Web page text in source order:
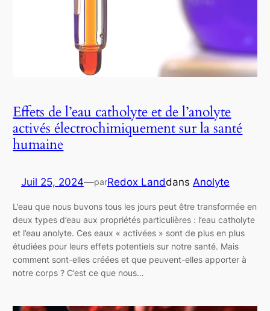
Effets de l’eau catholyte et de l’anolyte
activés électrochimiquement sur la santé
humaine
Juil 25, 2024—parRedox Landdans Anolyte
L’eau que nous buvons tous les jours peut être transformée en
deux types d’eau aux propriétés particulières : l’eau catholyte
et l’eau anolyte. Ces eaux « activées » sont de plus en plus
étudiées pour leurs effets potentiels sur notre santé. Mais
comment sont-elles créées et que peuvent-elles apporter à
notre corps ? C’est ce que nous…